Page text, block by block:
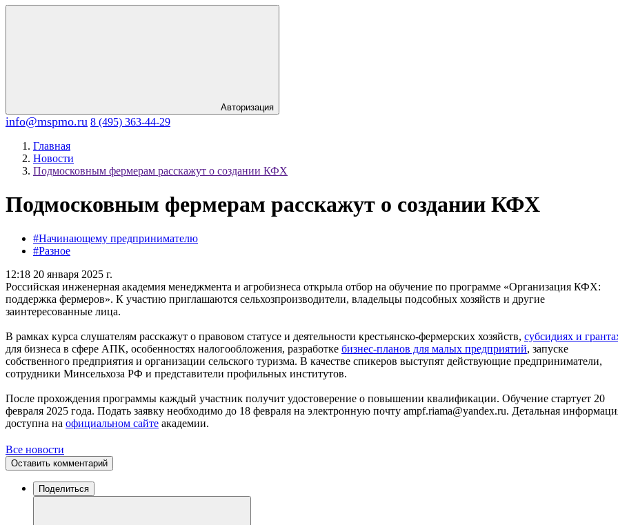
Авторизация
info@mspmo.ru 8 (495) 363-44-29
Главная
Новости
Подмосковным фермерам расскажут о создании КФХ
Подмосковным фермерам расскажут о создании КФХ
#Начинающему предпринимателю
#Разное
12:18 20 января 2025 г.
Российская инженерная академия менеджмента и агробизнеса открыла отбор на обучение по программе «Организация КФХ:
поддержка фермеров». К участию приглашаются сельхозпроизводители, владельцы подсобных хозяйств и другие
заинтересованные лица.
В рамках курса слушателям расскажут о правовом статусе и деятельности крестьянско-фермерских хозяйств, субсидиях и
для бизнеса в сфере АПК, особенностях налогообложения, разработке бизнес-планов для малых предприятий, запуске
собственного предприятия и организации сельского туризма. В качестве спикеров выступят действующие предприниматели,
сотрудники Минсельхоза РФ и представители профильных институтов.
После прохождения программы каждый участник получит удостоверение о повышении квалификации. Обучение стартует 20
февраля 2025 года. Подать заявку необходимо до 18 февраля на электронную почту ampf.riama@yandex.ru. Детальная
доступна на официальном сайте академии.
Все новости
Оставить комментарий
Поделиться